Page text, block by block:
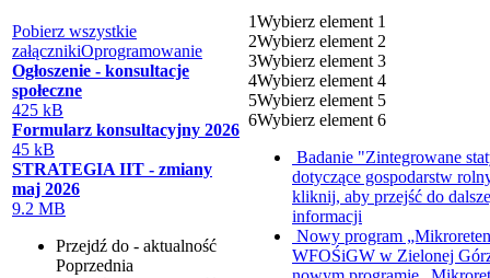
Pobierz wszystkie
załącznikiOprogramowanie
Ogłoszenie - konsultacje
społeczne
425 kB
Formularz konsultacyjny 2026
45 kB
STRATEGIA IIT - zmiany
maj 2026
9.2 MB
Przejdź do - aktualność
Poprzednia
1Wybierz element 1
2Wybierz element 2
3Wybierz element 3
4Wybierz element 4
5Wybierz element 5
6Wybierz element 6
Badanie "Zintegrowane
dotyczące gospodarstw
kliknij, aby przejść do
informacji
Nowy program
WFOŚiGW w Zielonej